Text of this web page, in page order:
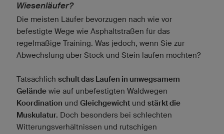
Wiesenläufer?
Die meisten Läufer bevorzugen nach wie vor
befestigte Wege wie Asphaltstraßen für das
regelmäßige Training. Was jedoch, wenn Sie zur
Abwechslung über Stock und Stein laufen möchten?
Tatsächlich schult das Laufen in unwegsamem
Gelände wie auf unbefestigten Waldwegen
Koordination und Gleichgewicht und stärkt die
Muskulatur. Doch besonders bei schlechten
Witterungsverhältnissen und rutschigen